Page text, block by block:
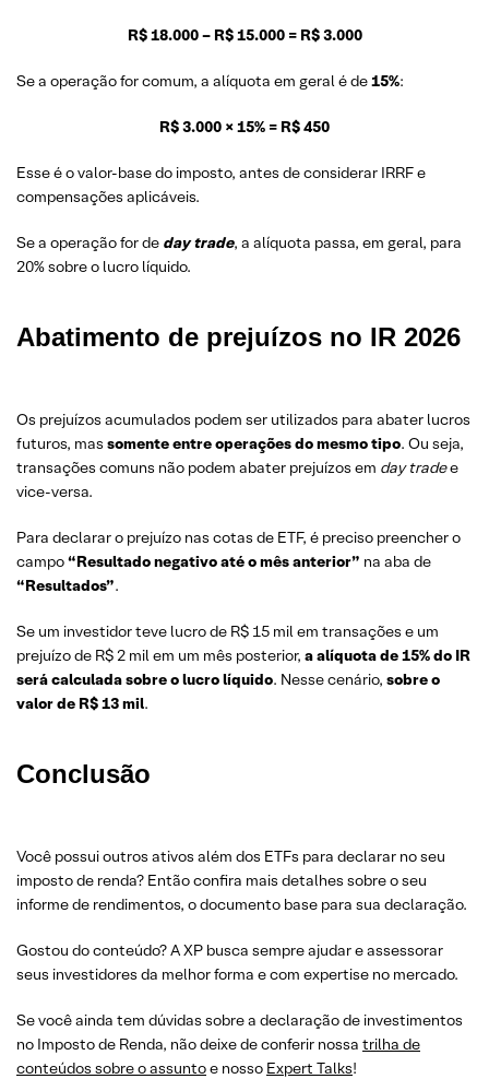
R$ 18.000 – R$ 15.000 = R$ 3.000
Se a operação for comum, a alíquota em geral é de15%:
R$ 3.000 × 15% = R$ 450
Esse é o valor-base do imposto, antes de considerar IRRF e
compensações aplicáveis.
Se a operação for de day trade, a alíquota passa, em geral, para
20% sobre o lucro líquido.
Abatimento de prejuízos no IR 2026
Os prejuízos acumulados podem ser utilizados para abater lucros
futuros, mas somente entre operações do mesmo tipo. Ou seja,
transações comuns não podem abater prejuízos em day tradee
vice-versa.
Para declarar o prejuízo nas cotas de ETF, é preciso preencher o
campo“Resultado negativo até o mês anterior” na aba de
“Resultados”.
Se um investidor teve lucro de R$ 15 mil em transações e um
prejuízo de R$ 2 mil em um mês posterior, a alíquota de 15% do IR
será calculada sobre o lucro líquido. Nesse cenário, sobre o
valor de R$ 13 mil.
Conclusão
Você possui outros ativos além dos ETFs para declarar no seu
imposto de renda? Então confira mais detalhes sobre o seu
informe de rendimentos, o documento base para sua declaração.
Gostou do conteúdo? A XP busca sempre ajudar e assessorar
seus investidores da melhor forma e com expertise no mercado.
Se você ainda tem dúvidas sobre a declaração de investimentos
no Imposto de Renda, não deixe de conferir nossa trilha de
conteúdos sobre o assuntoe nosso Expert Talks!